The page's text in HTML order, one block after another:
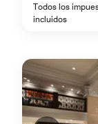
Todos los
incluidos